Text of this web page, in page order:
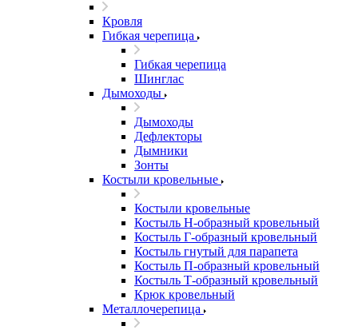
Кровля
Гибкая черепица
Гибкая черепица
Шинглас
Дымоходы
Дымоходы
Дефлекторы
Дымники
Зонты
Костыли кровельные
Костыли кровельные
Костыль H-образный кровельный
Костыль Г-образный кровельный
Костыль гнутый для парапета
Костыль П-образный кровельный
Костыль Т-образный кровельный
Крюк кровельный
Металлочерепица